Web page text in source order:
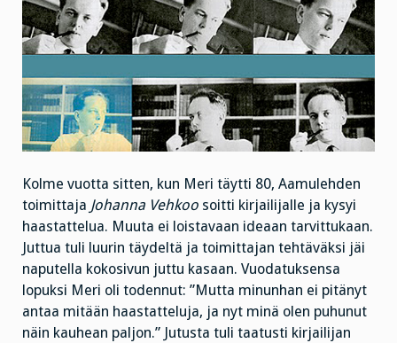
Kolme vuotta sitten, kun Meri täytti 80, Aamulehden
toimittaja Johanna Vehkoo soitti kirjailijalle ja kysyi
haastattelua. Muuta ei loistavaan ideaan tarvittukaan.
Juttua tuli luurin täydeltä ja toimittajan tehtäväksi jäi
naputella kokosivun juttu kasaan. Vuodatuksensa
lopuksi Meri oli todennut: ”Mutta minunhan ei pitänyt
antaa mitään haastatteluja, ja nyt minä olen puhunut
näin kauhean paljon.” Jutusta tuli taatusti kirjailijan